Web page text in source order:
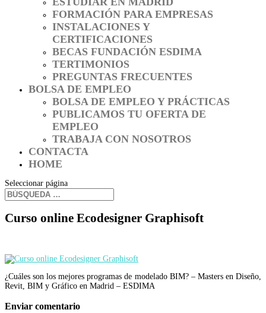
FORMACIÓN PARA EMPRESAS
INSTALACIONES Y
CERTIFICACIONES
BECAS FUNDACIÓN ESDIMA
TERTIMONIOS
PREGUNTAS FRECUENTES
BOLSA DE EMPLEO
BOLSA DE EMPLEO Y PRÁCTICAS
PUBLICAMOS TU OFERTA DE
EMPLEO
TRABAJA CON NOSOTROS
CONTACTA
HOME
Seleccionar página
Curso online Ecodesigner Graphisoft
¿Cuáles son los mejores programas de modelado BIM? – Masters en Diseño,
Revit, BIM y Gráfico en Madrid – ESDIMA
Enviar comentario